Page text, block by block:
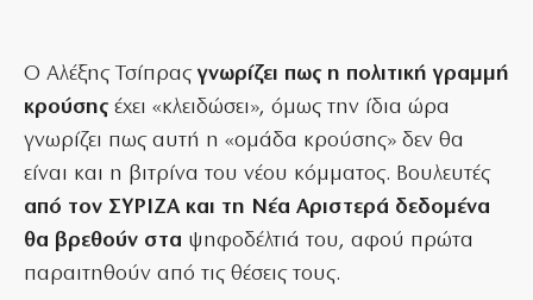
Ο Αλέξης Τσίπραςγνωρίζει πως η πολιτική γραμμή
κρούσης έχει «κλειδώσει», όμως την ίδια ώρα
γνωρίζει πως αυτή η «ομάδα κρούσης» δεν θα
είναι και η βιτρίνα του νέου κόμματος. Βουλευτές
από τον ΣΥΡΙΖΑ και τη Νέα Αριστερά δεδομένα
θα βρεθούν στα ψηφοδέλτιά του, αφού πρώτα
παραιτηθούν από τις θέσεις τους.